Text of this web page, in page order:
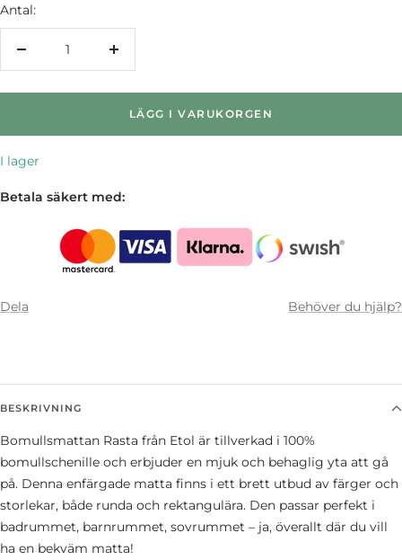
Antal:
Öka
LÄGG I VARUKORGEN
I lager
Betala säkert med:
Dela Behöver du hjälp?
BESKRIVNING
Bomullsmattan Rasta från Etol är tillverkad i 100%
bomullschenille och erbjuder en mjuk och behaglig yta att gå
på. Denna enfärgade matta finns i ett brett utbud av färger och
storlekar, både runda och rektangulära. Den passar perfekt i
badrummet, barnrummet, sovrummet – ja, överallt där du vill
ha en bekväm matta!